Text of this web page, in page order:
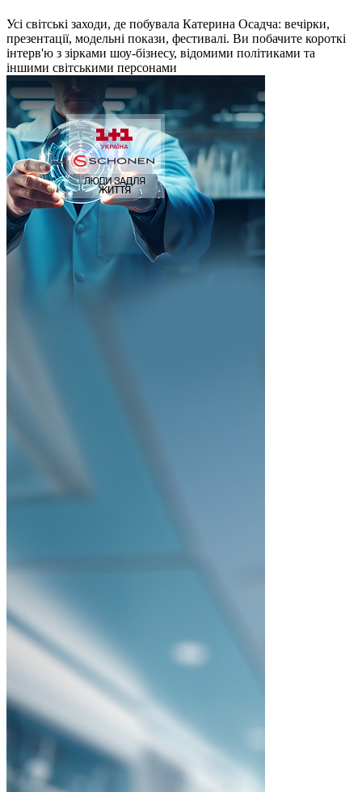
Усі світські заходи, де побувала Катерина Осадча: вечірки,
презентації, модельні покази, фестивалі. Ви побачите короткі
інтерв'ю з зірками шоу-бізнесу, відомими політиками та
іншими світськими персонами